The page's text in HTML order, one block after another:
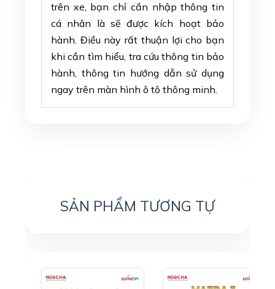
trên xe, bạn chỉ cần nhập thông tin
cá nhân là sẽ được kích hoạt bảo
hành. Điều này rất thuận lợi cho bạn
khi cần tìm hiểu, tra cứu thông tin bảo
hành, thông tin hướng dẫn sử dụng
ngay trên màn hình ô tô thông minh.
SẢN PHẨM TƯƠNG TỰ